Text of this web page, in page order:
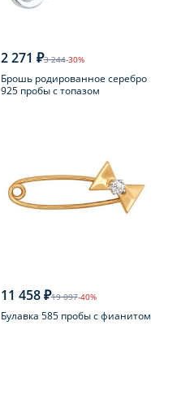
2 271 ₽3 244-30%
Брошь родированное серебро
925 пробы с топазом
11 458 ₽19 097-40%
Булавка 585 пробы с фианитом